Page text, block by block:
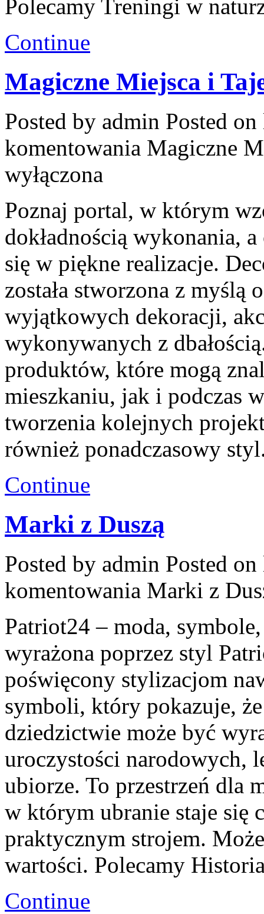
Polecamy Treningi w
Continue
Magiczne Miejsca i
Posted by admin Posted
komentowania Magiczne
wyłączona
Poznaj portal, w którym
dokładnością wykonania,
się w piękne realizacje.
została stworzona z myślą
wyjątkowych dekoracji,
wykonywanych z
produktów, które mogą
mieszkaniu, jak i podczas
tworzenia kolejnych
również ponadczasowy
Continue
Marki z Duszą
Posted by admin Posted
komentowania Marki z
Patriot24 – moda,
wyrażona poprzez styl
poświęcony stylizacjom
symboli, który pokazuje,
dziedzictwie może być
uroczystości narodowych,
ubiorze. To przestrzeń dla
w którym ubranie staje się
praktycznym strojem.
wartości. Polecamy
Continue